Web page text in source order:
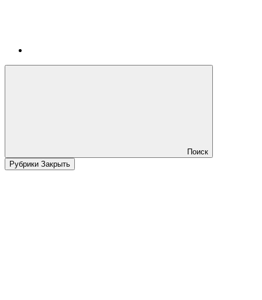
Поиск
Рубрики Закрыть